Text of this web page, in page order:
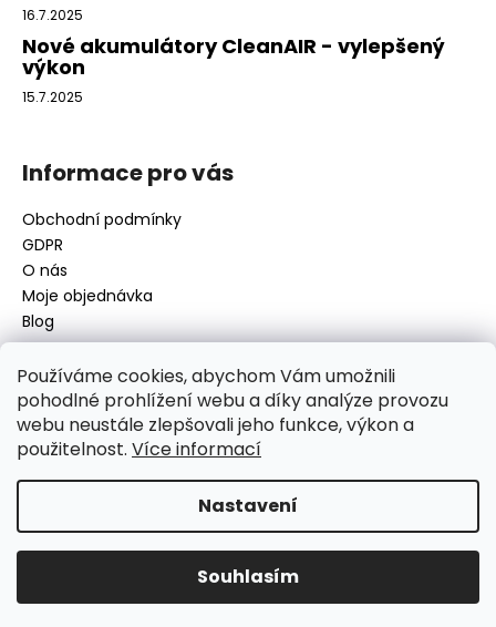
Používáme cookies, abychom Vám umožnili
pohodlné prohlížení webu a díky analýze provozu
webu neustále zlepšovali jeho funkce, výkon a
použitelnost. Více informací
Nastavení
Souhlasím
16.7.2025
Nové akumulátory CleanAIR - vylepšený
výkon
15.7.2025
Informace pro vás
Obchodní podmínky
GDPR
O nás
Moje objednávka
Blog
Kontakt
disamsafety@disamsafety.cz
596 624 947
Sledujte nás na Facebooku